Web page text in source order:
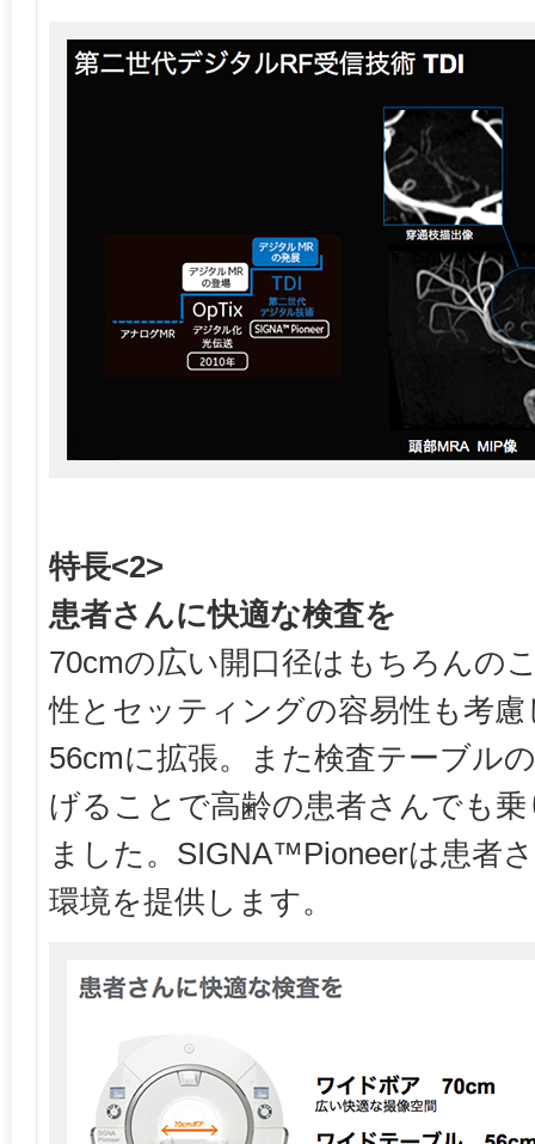
特長<2>
患者さんに快適な検査を
70cmの広い開口径はもちろんの
性とセッティングの容易性も考
56cmに拡張。また検査テーブル
げることで高齢の患者さんでも
ました。SIGNA™Pioneerは患者
環境を提供します。